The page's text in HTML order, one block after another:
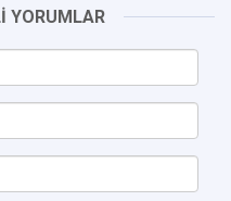
YORUMLAR